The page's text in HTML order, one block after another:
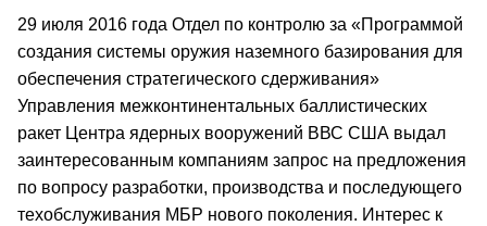
29 июля 2016 года Отдел по контролю за «Программой
создания системы оружия наземного базирования для
обеспечения стратегического сдерживания»
Управления межконтинентальных баллистических
ракет Центра ядерных вооружений ВВС США выдал
заинтересованным компаниям запрос на предложения
по вопросу разработки, производства и последующего
техобслуживания МБР нового поколения. Интерес к